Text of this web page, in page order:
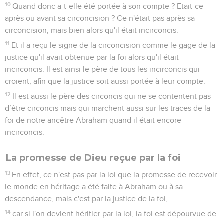
10 Quand donc a-t-elle été portée à son compte ? Etait-ce
après ou avant sa circoncision ? Ce n'était pas après sa
circoncision, mais bien alors qu'il était incirconcis.
11 Et il a reçu le signe de la circoncision comme le gage de la
justice qu'il avait obtenue par la foi alors qu'il était
incirconcis. Il est ainsi le père de tous les incirconcis qui
croient, afin que la justice soit aussi portée à leur compte.
12 Il est aussi le père des circoncis qui ne se contentent pas
d’être circoncis mais qui marchent aussi sur les traces de la
foi de notre ancêtre Abraham quand il était encore
incirconcis.
La promesse de Dieu reçue par la foi
13 En effet, ce n'est pas par la loi que la promesse de recevoir
le monde en héritage a été faite à Abraham ou à sa
descendance, mais c'est par la justice de la foi,
14 car si l'on devient héritier par la loi, la foi est dépourvue de